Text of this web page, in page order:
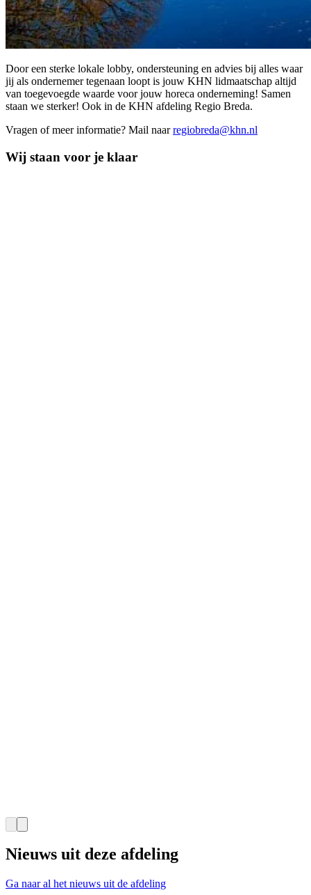
Door een sterke lokale lobby, ondersteuning en advies bij alles waar
jij als ondernemer tegenaan loopt is jouw KHN lidmaatschap altijd
van toegevoegde waarde voor jouw horeca onderneming! Samen
staan we sterker! Ook in de KHN afdeling Regio Breda.
Vragen of meer informatie? Mail naarregiobreda@khn.nl
Wij staan voor je klaar
Nieuws uit deze afdeling
Ga naar al het nieuws uit de afdeling